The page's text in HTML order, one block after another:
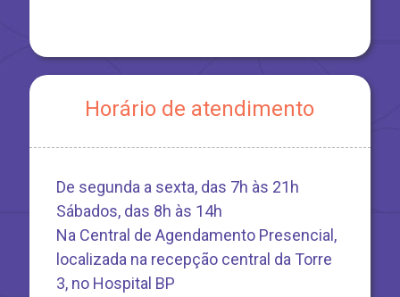
Horário de atendimento
De segunda a sexta, das 7h às 21h
Sábados, das 8h às 14h
Na Central de Agendamento Presencial,
localizada na recepção central da Torre
3, no Hospital BP